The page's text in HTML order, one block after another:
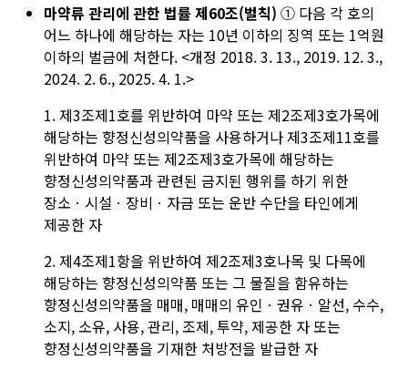
마약류 관리에 관한 법률제60조(벌칙) ① 다음 각 호의
어느 하나에 해당하는 자는 10년 이하의 징역 또는 1억원
이하의 벌금에 처한다. <개정 2018. 3. 13., 2019. 12. 3.,
2024. 2. 6., 2025. 4. 1.>
1.제3조제1호를 위반하여 마약 또는 제2조제3호가목에
해당하는 향정신성의약품을 사용하거나제3조제11호를
위반하여 마약 또는 제2조제3호가목에 해당하는
향정신성의약품과 관련된 금지된 행위를 하기 위한
장소ㆍ시설ㆍ장비ㆍ자금 또는 운반 수단을 타인에게
제공한 자
2.제4조제1항을 위반하여 제2조제3호나목 및 다목에
해당하는 향정신성의약품 또는 그 물질을 함유하는
향정신성의약품을 매매, 매매의 유인ㆍ권유ㆍ알선, 수수,
소지, 소유, 사용, 관리, 조제, 투약, 제공한 자 또는
향정신성의약품을 기재한 처방전을 발급한 자